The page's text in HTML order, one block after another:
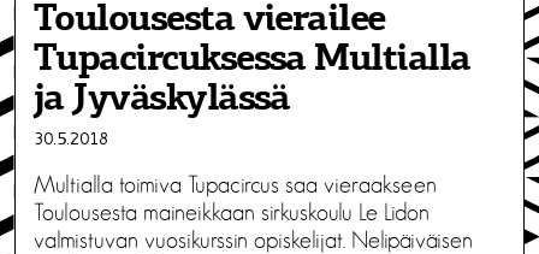
Toulousesta vierailee
Tupacircuksessa Multialla
ja Jyväskylässä
30.5.2018
Multialla toimiva Tupacircus saa vieraakseen
Toulousesta maineikkaan sirkuskoulu Le Lidon
valmistuvan vuosikurssin opiskelijat. Nelipäiväisen